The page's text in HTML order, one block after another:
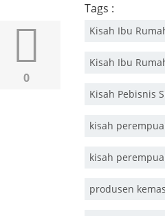
0
Tags :
Kisah Ibu
Kisah Ibu
Kisah Pebisnis
kisah
kisah
produsen